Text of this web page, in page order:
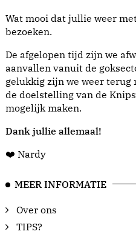
Wat mooi dat jullie weer
bezoeken.
De afgelopen tijd zijn we
aanvallen vanuit de
gelukkig zijn we weer
de doelstelling van de
mogelijk maken.
Dank jullie allemaal!
❤️ Nardy
MEER INFORMATIE
Over ons
TIPS?